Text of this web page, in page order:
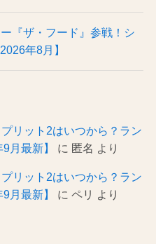
『ザ・フード』参戦！シ
年8月】
リット2はいつから？ラン
月最新】
に 匿名 より
リット2はいつから？ラン
月最新】
に ペリ より